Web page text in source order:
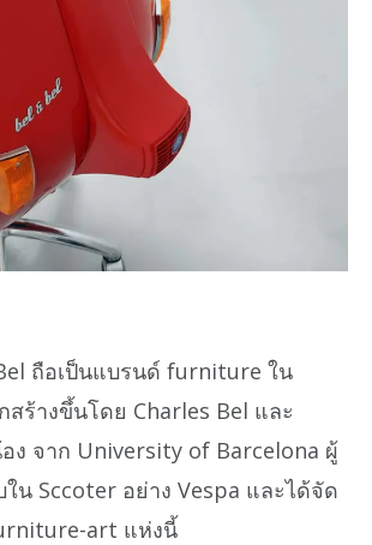
ถือเป็นแบรนด์ furniture ใน
สร้างขึ้นโดย Charles Bel และ
อง จาก University of Barcelona ผู้
น Sccoter อย่าง Vespa และได้จัด
art แห่งนี้